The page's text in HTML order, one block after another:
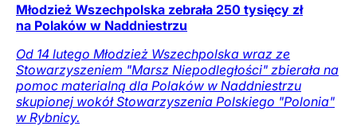
Młodzież Wszechpolska zebrała 250 tysięcy zł
na Polaków w Naddniestrzu
Od 14 lutego Młodzież Wszechpolska wraz ze
Stowarzyszeniem "Marsz Niepodległości" zbierała na
pomoc materialną dla Polaków w Naddniestrzu
skupionej wokół Stowarzyszenia Polskiego "Polonia"
w Rybnicy.